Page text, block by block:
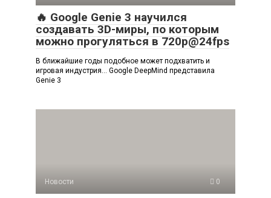
🔥 Google Genie 3 научился
создавать 3D-миры, по которым
можно прогуляться в 720p@24fps
В ближайшие годы подобное может подхватить и
игровая индустрия… Google DeepMind представила
Genie 3
Новости 0